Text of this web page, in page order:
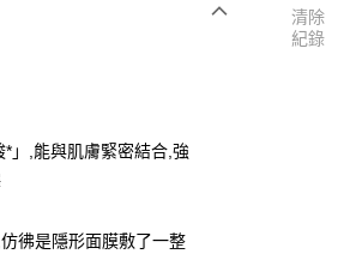
」,能與肌膚緊密結合,強
彿是隱形面膜敷了一整
清除
紀錄